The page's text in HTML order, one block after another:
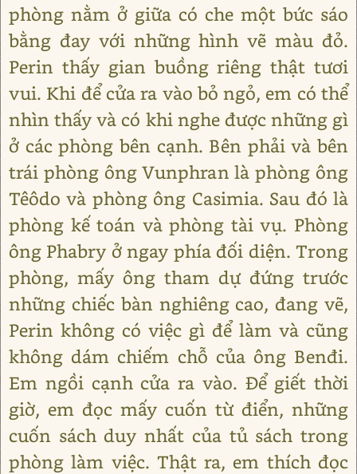
phòng nằm ở giữa có che một bức sáo
bằng đay với những hình vẽ màu đỏ.
Perin thấy gian buồng riêng thật tươi
vui. Khi để cửa ra vào bỏ ngỏ, em có thể
nhìn thấy và có khi nghe được những gì
ở các phòng bên cạnh. Bên phải và bên
trái phòng ông Vunphran là phòng ông
Têôdo và phòng ông Casimia. Sau đó là
phòng kế toán và phòng tài vụ. Phòng
ông Phabry ở ngay phía đối diện. Trong
phòng, mấy ông tham dự đứng trước
những chiếc bàn nghiêng cao, đang vẽ,
Perin không có việc gì để làm và cũng
không dám chiếm chỗ của ông Benđi.
Em ngồi cạnh cửa ra vào. Để giết thời
giờ, em đọc mấy cuốn từ điển, những
cuốn sách duy nhất của tủ sách trong
phòng làm việc. Thật ra, em thích đọc